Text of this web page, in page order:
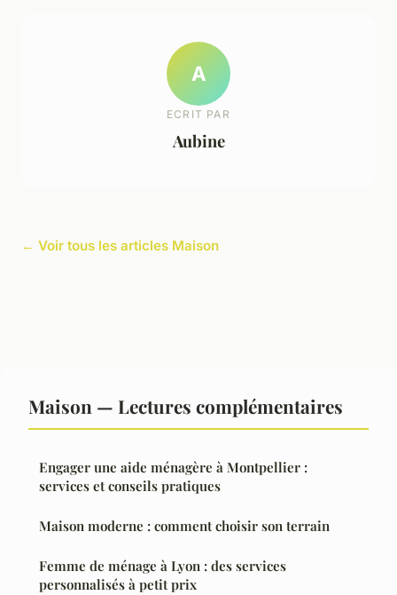
A
ECRIT PAR
Aubine
← Voir tous les articles Maison
Maison — Lectures complémentaires
Engager une aide ménagère à Montpellier :
services et conseils pratiques
Maison moderne : comment choisir son terrain
Femme de ménage à Lyon : des services
personnalisés à petit prix